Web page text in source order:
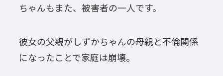
ちゃんもまた、被害者の一人です。
彼女の父親がしずかちゃんの母親と不倫関係
になったことで家庭は崩壊。